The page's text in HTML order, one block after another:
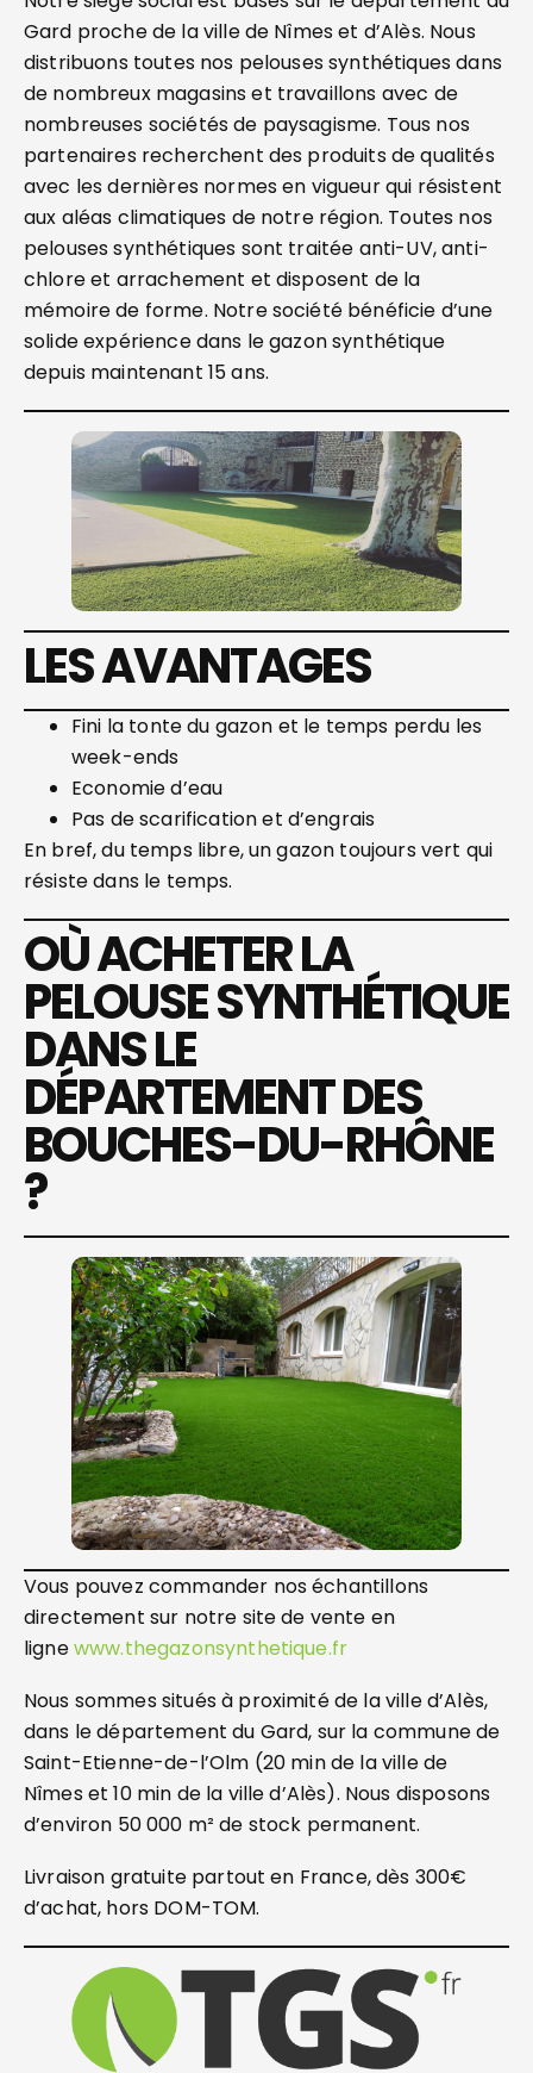
Gard proche de la ville de Nîmes et d’Alès. Nous
distribuons toutes nos pelouses synthétiques dans
de nombreux magasins et travaillons avec de
nombreuses sociétés de paysagisme. Tous nos
partenaires recherchent des produits de qualités
avec les dernières normes en vigueur qui résistent
aux aléas climatiques de notre région. Toutes nos
pelouses synthétiques sont traitée anti-UV, anti-
chlore et arrachement et disposent de la
mémoire de forme. Notre société bénéficie d’une
solide expérience dans le gazon synthétique
depuis maintenant 15 ans.
LES AVANTAGES
Fini la tonte du gazon et le temps perdu les
week-ends
Economie d’eau
Pas de scarification et d’engrais
En bref, du temps libre, un gazon toujours vert qui
résiste dans le temps.
OÙ ACHETER LA
PELOUSE SYNTHÉTIQUE
DANS LE
DÉPARTEMENT DES
BOUCHES-DU-RHÔNE
?
Vous pouvez commander nos échantillons
directement sur notre site de vente en
lignewww.thegazonsynthetique.fr
Nous sommes situés à proximité de la ville d’Alès,
dans le département du Gard, sur la commune de
Saint-Etienne-de-l’Olm (20 min de la ville de
Nîmes et 10 min de la ville d’Alès). Nous disposons
d’environ 50 000 m² de stock permanent.
Livraison gratuite partout en France, dès 300€
d’achat, hors DOM-TOM.